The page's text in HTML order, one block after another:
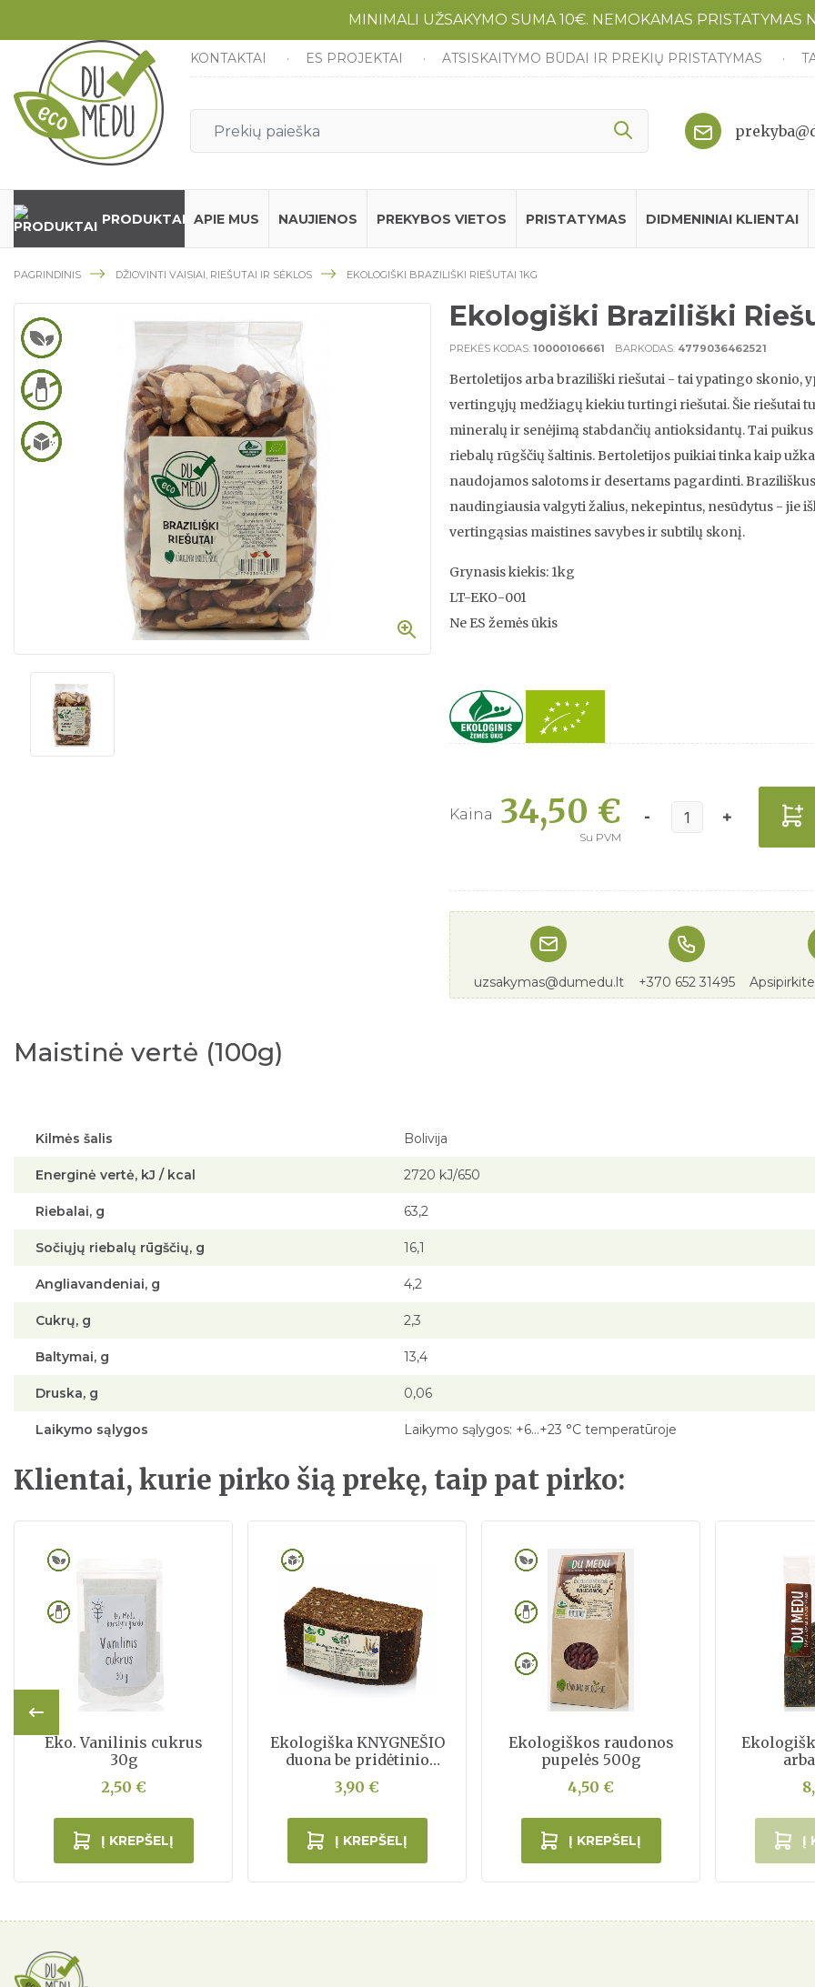
MINIMALI UŽSAKYMO SUMA 10€. NEMOKAMAS PRISTATYMAS
KONTAKTAI ES PROJEKTAI ATSISKAITYMO BŪDAI IR PREKIŲ PRISTATYMAS
PRODUKTAI APIE MUS NAUJIENOS PREKYBOS VIETOS PRISTATYMAS DIDMENINIAI KLIENTAI
PAGRINDINIS DŽIOVINTI VAISIAI, RIEŠUTAI IR SĖKLOS EKOLOGIŠKI BRAZILIŠKI RIEŠUTAI 1KG
Ekologiški Braziliški
PREKĖS KODAS: 10000106661 BARKODAS: 4779036462521
Bertoletijos arba braziliški riešutai - tai ypatingo skonio,
vertingųjų medžiagų kiekiu turtingi riešutai. Šie riešutai
mineralų ir senėjimą stabdančių antioksidantų. Tai
riebalų rūgščių šaltinis. Bertoletijos puikiai tinka kaip
naudojamos salotoms ir desertams pagardinti.
naudingiausia valgyti žalius, nekepintus, nesūdytus - jie
vertingąsias maistines savybes ir subtilų skonį.
Grynasis kiekis: 1kg
LT-EKO-001
Ne ES žemės ūkis
Kaina 34,50 €
Su PVM
uzsakymas@dumedu.lt +370 652 31495
Maistinė vertė (100g)
Kilmės šalis Bolivija
Energinė vertė, kJ / kcal 2720 kJ/650
Riebalai, g 63,2
Sočiųjų riebalų rūgščių, g 16,1
Angliavandeniai, g 4,2
Cukrų, g 2,3
Baltymai, g 13,4
Druska, g 0,06
Laikymo sąlygos Laikymo sąlygos: +6…+23 °C temperatūroje
Klientai, kurie pirko šią prekę, taip pat pirko:
Eko. Vanilinis cukrus
30g
2,50 €
Į KREPŠELĮ
Ekologiška KNYGNEŠIO
duona be pridėtinio
cukraus 600g
3,90 €
Į KREPŠELĮ
Ekologiškos raudonos
pupelės 500g
4,50 €
Į KREPŠELĮ Į